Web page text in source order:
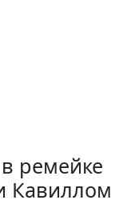
ремейке
Кавиллом